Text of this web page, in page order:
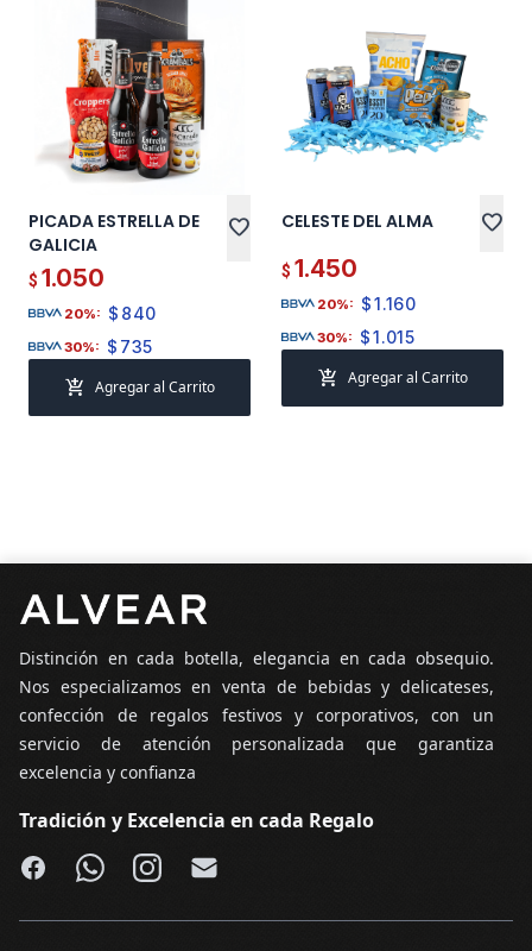
PICADA ESTRELLA DE
GALICIA
favorite
$ 1.050
20%: $ 840
30%: $ 735
add_shopping_cart Agregar al Carrito
CELESTE DEL ALMA favorite
$ 1.450
20%: $1.160
30%: $1.015
add_shopping_cart Agregar al Carrito
Distinción en cada botella, elegancia en cada obsequio.
Nos especializamos en venta de bebidas y delicateses,
confección de regalos festivos y corporativos, con un
servicio de atención personalizada que garantiza
excelencia y confianza
Tradición y Excelencia en cada Regalo
Facebook
WhatsApp
Instagram
Email